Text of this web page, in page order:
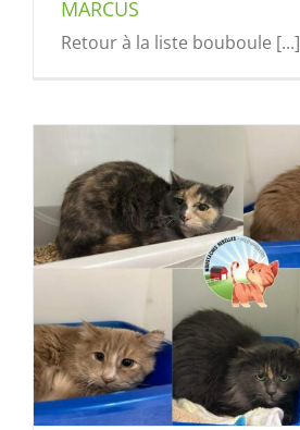
MARCUS
Retour à la liste bouboule [...]